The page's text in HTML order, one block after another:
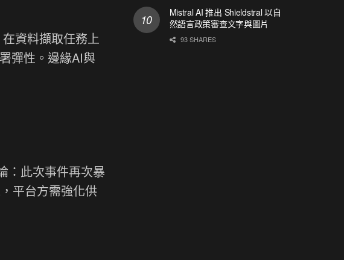
資料擷取任務上
彈性。邊緣AI與
：此次事件再次暴
平台方需強化供
Mistral AI 推出 Shieldstral 以自
然語言政策審查文字與圖片
93 SHARES